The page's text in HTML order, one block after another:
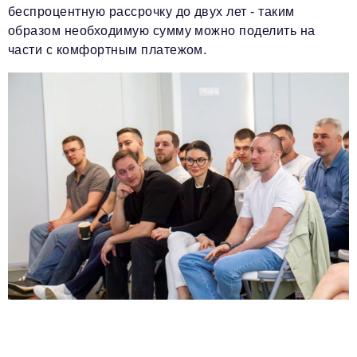
беспроцентную рассрочку до двух лет - таким
образом необходимую сумму можно поделить на
части с комфортным платежом.